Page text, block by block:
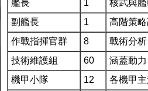
艦長
1
核武與
副艦長
1
高階策
作戰指揮官群
8
戰術分
技術維護組
60
涵蓋動
機甲小隊
12
各機甲